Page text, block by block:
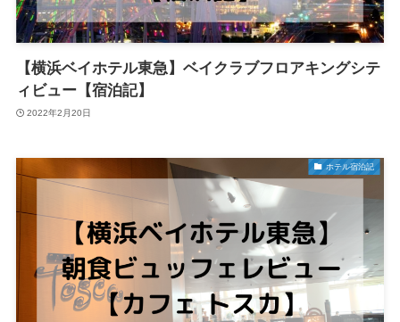
【横浜ベイホテル東急】ベイクラブフロアキングシテ
ィビュー【宿泊記】
2022年2月20日
ホテル宿泊記